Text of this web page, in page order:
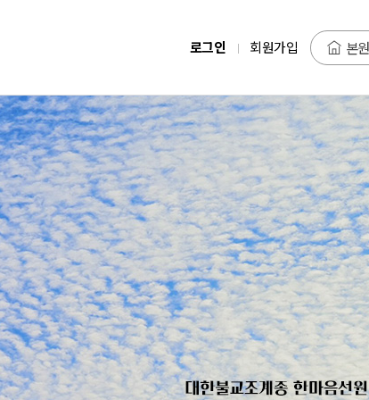
로그인 회원가입 본원